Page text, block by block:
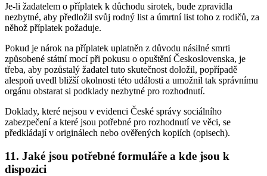
Je-li žadatelem o příplatek k důchodu sirotek, bude zpravidla
nezbytné, aby předložil svůj rodný list a úmrtní list toho z rodičů, za
něhož příplatek požaduje.
Pokud je nárok na příplatek uplatněn z důvodu násilné smrti
způsobené státní mocí při pokusu o opuštění Československa, je
třeba, aby pozůstalý žadatel tuto skutečnost doložil, popřípadě
alespoň uvedl bližší okolnosti této události a umožnil tak správnímu
orgánu obstarat si podklady nezbytné pro rozhodnutí.
Doklady, které nejsou v evidenci České správy sociálního
zabezpečení a které jsou potřebné pro rozhodnutí ve věci, se
předkládají v originálech nebo ověřených kopiích (opisech).
11. Jaké jsou potřebné formuláře a kde jsou k
dispozici